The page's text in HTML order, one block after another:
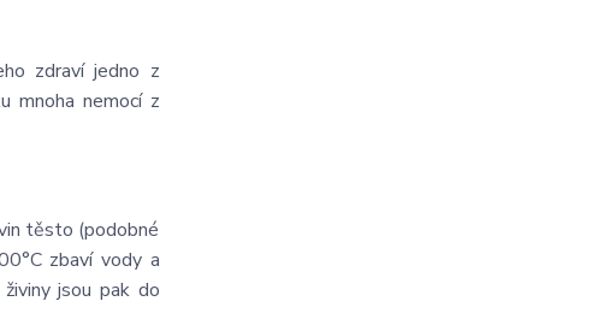
zdraví jedno z
mnoha nemocí z
těsto (podobné
zbaví vody a
jsou pak do